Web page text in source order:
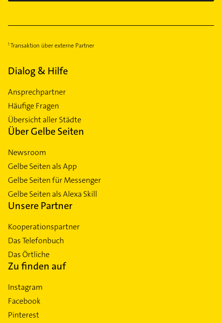
Transaktion über externe Partner
Dialog & Hilfe
Ansprechpartner
Häufige Fragen
Übersicht aller Städte
Über Gelbe Seiten
Newsroom
Gelbe Seiten als App
Gelbe Seiten für Messenger
Gelbe Seiten als Alexa Skill
Unsere Partner
Kooperationspartner
Das Telefonbuch
Das Örtliche
Zu finden auf
Instagram
Facebook
Pinterest